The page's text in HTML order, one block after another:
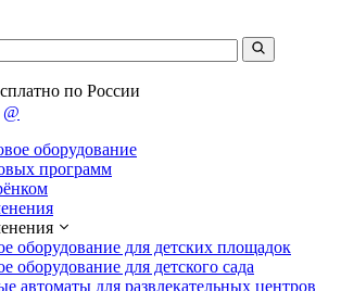
по России
@
оборудование
программ
оборудование для детских площадок
оборудование для детского сада
автоматы для развлекательных центров